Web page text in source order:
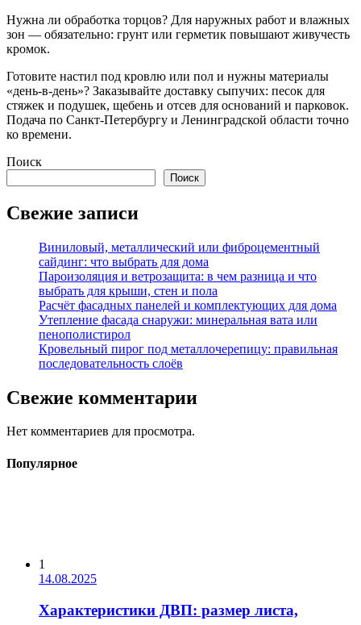
Нужна ли обработка торцов? Для наружных работ и влажных
зон — обязательно: грунт или герметик повышают живучесть
кромок.
Готовите настил под кровлю или пол и нужны материалы
«день-в-день»? Заказывайте доставку сыпучих: песок для
стяжек и подушек, щебень и отсев для оснований и парковок.
Подача по Санкт-Петербургу и Ленинградской области точно
ко времени.
Поиск
Поиск
Свежие записи
Виниловый, металлический или фиброцементный
сайдинг: что выбрать для дома
Пароизоляция и ветрозащита: в чем разница и что
выбрать для крыши, стен и пола
Расчёт фасадных панелей и комплектующих для дома
Утепление фасада снаружи: минеральная вата или
пенополистирол
Кровельный пирог под металлочерепицу: правильная
последовательность слоёв
Свежие комментарии
Нет комментариев для просмотра.
Популярное
1
14.08.2025
Характеристики ДВП: размер листа,